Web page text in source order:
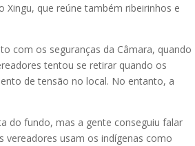
que reúne também ribeirinhos e
com os seguranças da Câmara, quando
tentou se retirar quando os
de tensão no local. No entanto, a
do fundo, mas a gente conseguiu falar
vereadores usam os indígenas como